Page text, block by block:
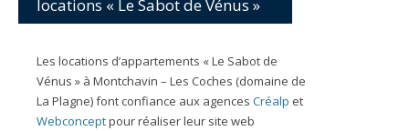
locations « Le Sabot de Vénus »
Les locations d’appartements « Le Sabot de
Vénus » à Montchavin – Les Coches (domaine de
La Plagne) font confiance aux agences Créalp et
Webconceptpour réaliser leur site web